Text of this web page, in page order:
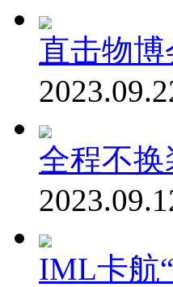
直击物
全程不
IML卡航